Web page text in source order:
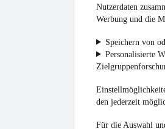
Nutzerdaten
Werbung und die
Speichern von
Personalisierte
den jederzeit
Für die Auswahl